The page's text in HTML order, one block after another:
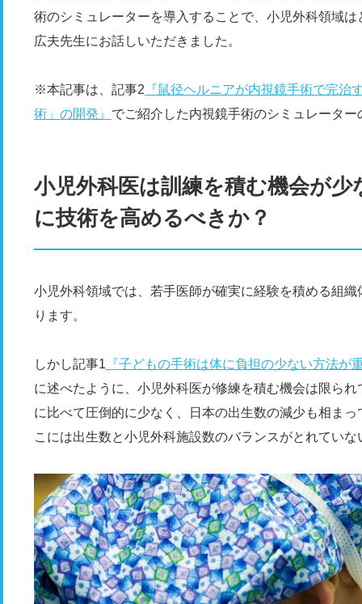
術のシミュレーターを導入することで、小児外科領域
広夫先生にお話しいただきました。
※本記事は、記事2 『鼠径ヘルニアが内視鏡手術で完
術」の開発』 でご紹介した内視鏡手術のシミュレータ
小児外科医は訓練を積む機会が
に技術を高めるべきか？
小児外科領域では、若手医師が確実に経験を積める組
ります。
しかし記事1 『子どもの手術は体に負担の少ない方法
に述べたように、小児外科医が修練を積む機会は限ら
に比べて圧倒的に少なく、日本の出生数の減少も相ま
こには出生数と小児外科施設数のバランスがとれてい